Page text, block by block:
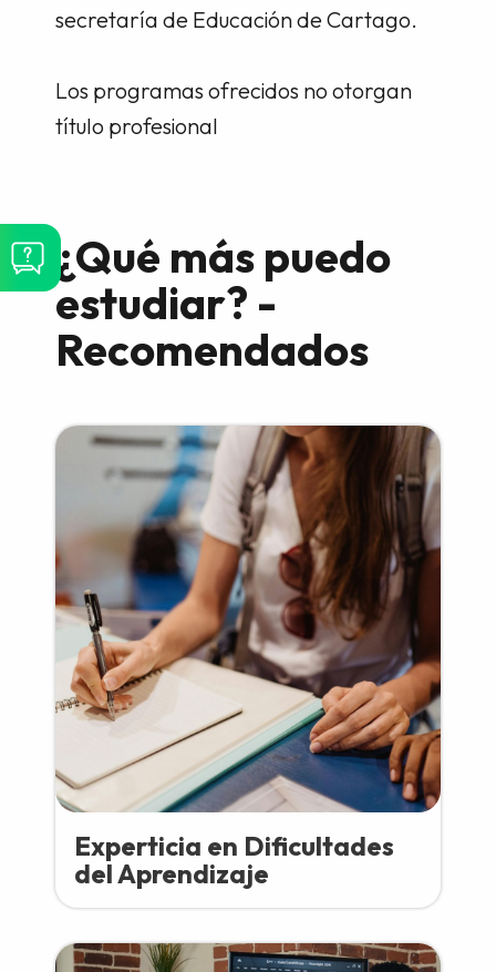
secretaría de Educación de Cartago.
Los programas ofrecidos no otorgan
título profesional
¿Qué más puedo
estudiar? -
Recomendados
Experticia en Dificultades
del Aprendizaje